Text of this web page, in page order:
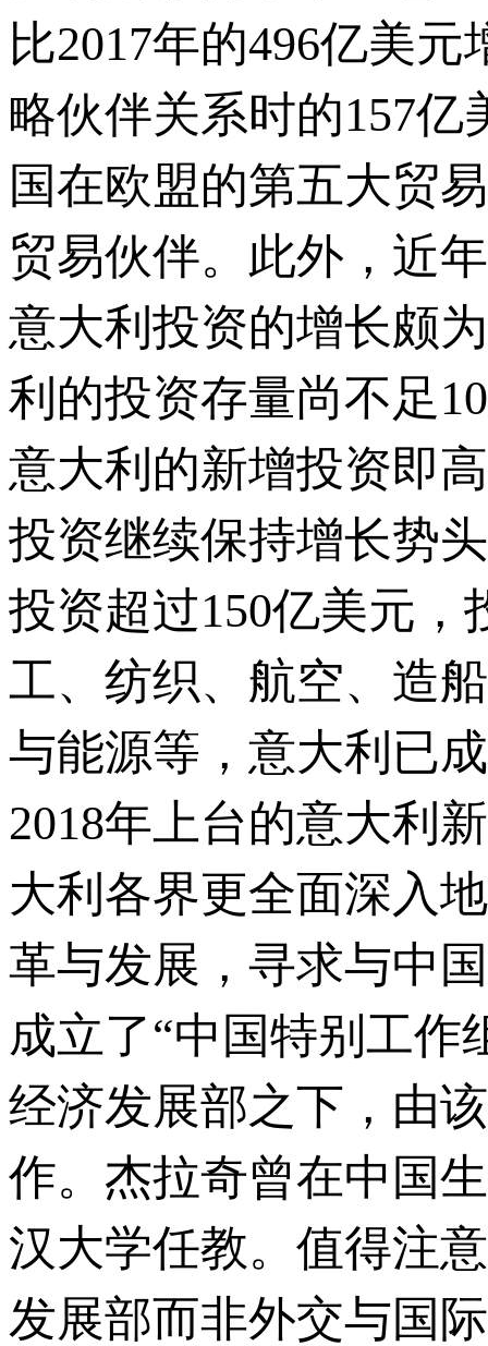
比2017年的496亿美
略伙伴关系时的157亿
国在欧盟的第五大贸
贸易伙伴。此外，近
意大利投资的增长颇
利的投资存量尚不足
意大利的新增投资即
投资继续保持增长势
投资超过150亿美元
工、纺织、航空、造
与能源等，意大利已
2018年上台的意大利
大利各界更全面深入
革与发展，寻求与中
成立了“中国特别工作
经济发展部之下，由
作。杰拉奇曾在中国
汉大学任教。值得注
发展部而非外交与国